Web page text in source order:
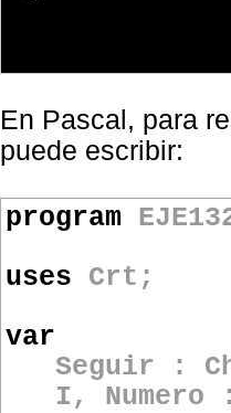
En Pascal, para
puede escribir:
program
uses Crt;
var
Seguir :
I, Numero